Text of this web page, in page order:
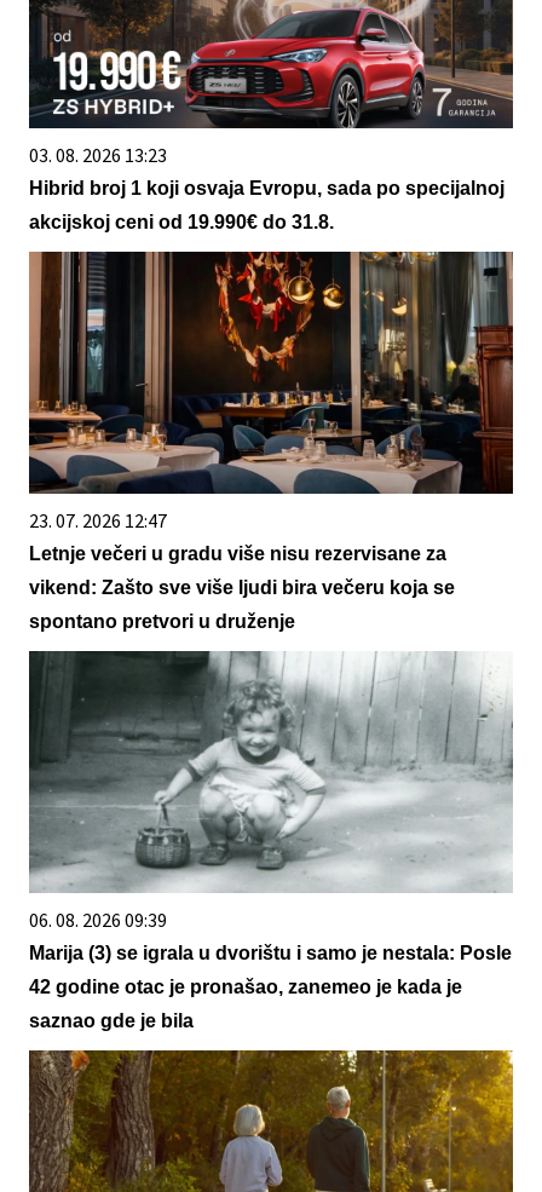
03. 08. 2026 13:23
Hibrid broj 1 koji osvaja Evropu, sada po specijalnoj
akcijskoj ceni od 19.990€ do 31.8.
23. 07. 2026 12:47
Letnje večeri u gradu više nisu rezervisane za
vikend: Zašto sve više ljudi bira večeru koja se
spontano pretvori u druženje
06. 08. 2026 09:39
Marija (3) se igrala u dvorištu i samo je nestala: Posle
42 godine otac je pronašao, zanemeo je kada je
saznao gde je bila